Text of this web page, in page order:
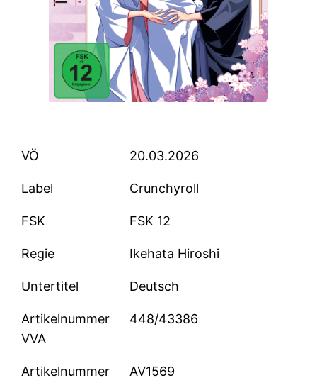
VÖ 20.03.2026
Label Crunchyroll
FSK FSK 12
Regie Ikehata Hiroshi
Untertitel Deutsch
Artikelnummer
VVA
448/43386
Artikelnummer AV1569